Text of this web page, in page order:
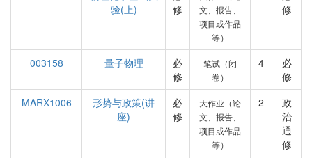
验(上)
修
文、报告、
项目或作品
等）
修
003158 量子物理
必
修
笔试（闭
卷）
4
必
修
MARX1006
形势与政策(讲
座)
必
修
大作业（论
文、报告、
项目或作品
等）
2
政
治
通
修